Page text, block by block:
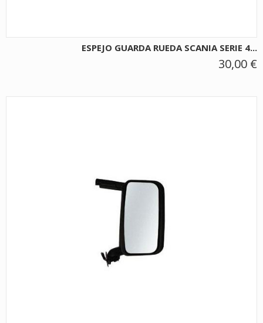
ESPEJO GUARDA RUEDA SCANIA SERIE 4...
30,00 €